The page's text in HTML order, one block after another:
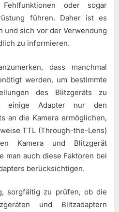
oder sogar
führen. Daher ist es
und sich vor der Verwendung
zu informieren.
dass manchmal
werden, um bestimmte
des Blitzgeräts zu
einige Adapter nur den
an die Kamera ermöglichen,
TTL (Through-the-Lens)
Kamera und Blitzgerät
man auch diese Faktoren bei
berücksichtigen.
sorgfältig zu prüfen, ob die
und Blitzadaptern